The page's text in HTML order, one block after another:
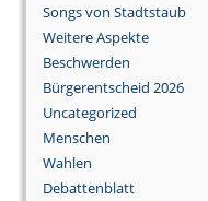
Songs von Stadtstaub
Weitere Aspekte
Beschwerden
Bürgerentscheid 2026
Uncategorized
Menschen
Wahlen
Debattenblatt